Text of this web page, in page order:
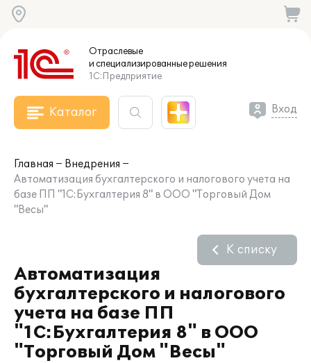
Отраслевые
и специализированныерешения
1С:Предприятие
Каталог Вход
Главная
Внедрения
Автоматизация бухгалтерского и налогового учета на
базе ПП "1С:Бухгалтерия 8" в ООО "Торговый Дом
"Весы"
Автоматизация
бухгалтерского и налогового
учета на базе ПП
"1С:Бухгалтерия 8" в ООО
"Торговый Дом "Весы"
К списку